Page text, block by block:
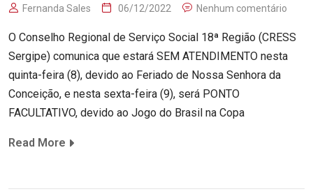
Fernanda Sales 06/12/2022 Nenhum comentário
O Conselho Regional de Serviço Social 18ª Região (CRESS
Sergipe) comunica que estará SEM ATENDIMENTO nesta
quinta-feira (8), devido ao Feriado de Nossa Senhora da
Conceição, e nesta sexta-feira (9), será PONTO
FACULTATIVO, devido ao Jogo do Brasil na Copa
Read More